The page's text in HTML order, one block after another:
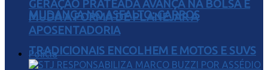
MUDANÇA NO ASFALTO: CARROS
TRADICIONAIS ENCOLHEM E MOTOS E SUVS
GERAÇÃO PRATEADA AVANÇA NA BOLSA E
MUDA A FORMA DE PLANEJAR A
APOSENTADORIA
Polícia